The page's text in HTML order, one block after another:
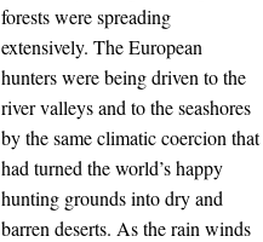
forests were spreading
extensively. The European
hunters were being driven to the
river valleys and to the seashores
by the same climatic coercion that
had turned the world’s happy
hunting grounds into dry and
barren deserts. As the rain winds